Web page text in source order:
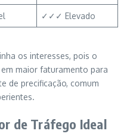
✓✓✓ Elevado
os interesses, pois o
maior faturamento para
de precificação, comum
de Tráfego Ideal